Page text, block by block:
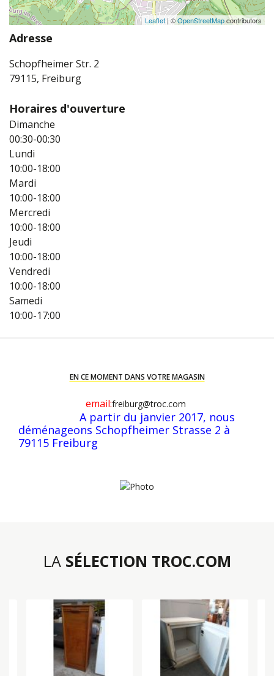
Leaflet | ©OpenStreetMapcontributors
Adresse
Schopfheimer Str. 2
79115, Freiburg
Horaires d'ouverture
Dimanche
00:30-00:30
Lundi
10:00-18:00
Mardi
10:00-18:00
Mercredi
10:00-18:00
Jeudi
10:00-18:00
Vendredi
10:00-18:00
Samedi
10:00-17:00
EN CE MOMENT DANS VOTRE MAGASIN
email:freiburg@troc.com
A partir du janvier 2017, nous
déménageons Schopfheimer Strasse 2 à
79115 Freiburg
LA SÉLECTION TROC.COM